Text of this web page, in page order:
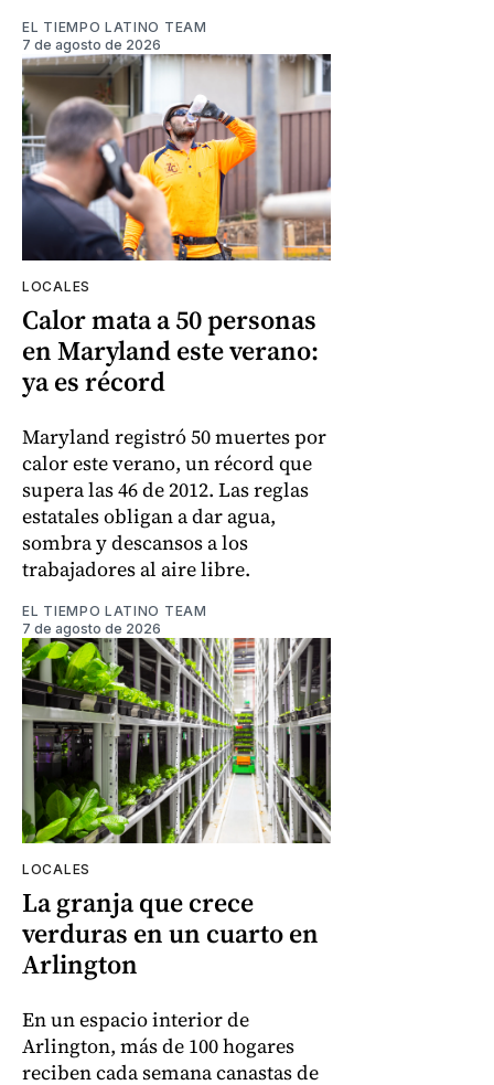
EL TIEMPO LATINO TEAM
7 de agosto de 2026
LOCALES
Calor mata a 50 personas
en Maryland este verano:
ya es récord
Maryland registró 50 muertes por
calor este verano, un récord que
supera las 46 de 2012. Las reglas
estatales obligan a dar agua,
sombra y descansos a los
trabajadores al aire libre.
EL TIEMPO LATINO TEAM
7 de agosto de 2026
LOCALES
La granja que crece
verduras en un cuarto en
Arlington
En un espacio interior de
Arlington, más de 100 hogares
reciben cada semana canastas de